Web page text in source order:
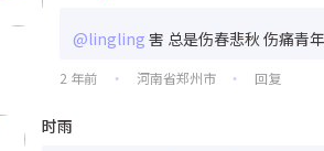
@lingling 害 总是伤春悲秋 伤痛青年
2 年前 • 河南省郑州市 • 回复
时雨